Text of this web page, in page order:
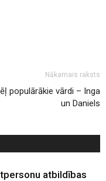
Nākamais raksts
populārākie vārdi – Inga
un Daniels
atbildības